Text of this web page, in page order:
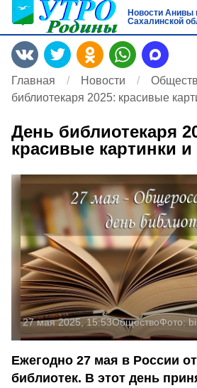
Новости Анивы
Сахалинской
Главная Новости
библиотекаря 2025: красивые
День библиотекаря
красивые картинки и
27 мая 2025, 15:53ОбществоФото:
Ежегодно 27 мая в России
библиотек. В этот день